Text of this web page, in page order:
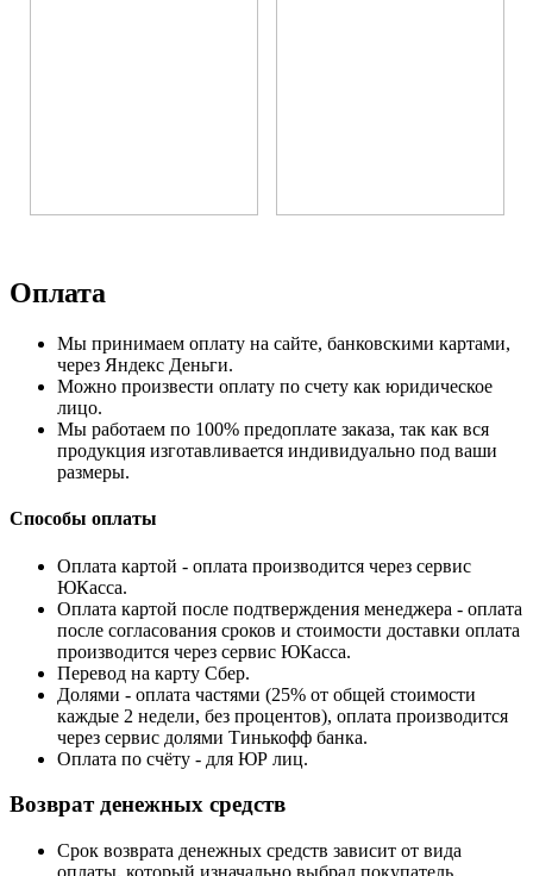
Оплата
Мы принимаем оплату на сайте, банковскими картами,
через Яндекс Деньги.
Можно произвести оплату по счету как юридическое
лицо.
Мы работаем по 100% предоплате заказа, так как вся
продукция изготавливается индивидуально под ваши
размеры.
Способы оплаты
Оплата картой - оплата производится через сервис
ЮКасса.
Оплата картой после подтверждения менеджера - оплата
после согласования сроков и стоимости доставки оплата
производится через сервис ЮКасса.
Перевод на карту Сбер.
Долями - оплата частями (25% от общей стоимости
каждые 2 недели, без процентов), оплата производится
через сервис долями Тинькофф банка.
Оплата по счёту - для ЮР лиц.
Возврат денежных средств
Срок возврата денежных средств зависит от вида